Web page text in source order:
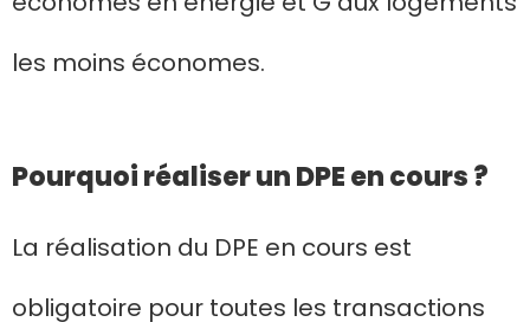
les moins économes.
Pourquoi réaliser un DPE en cours ?
La réalisation du DPE en cours est
obligatoire pour toutes les transactions